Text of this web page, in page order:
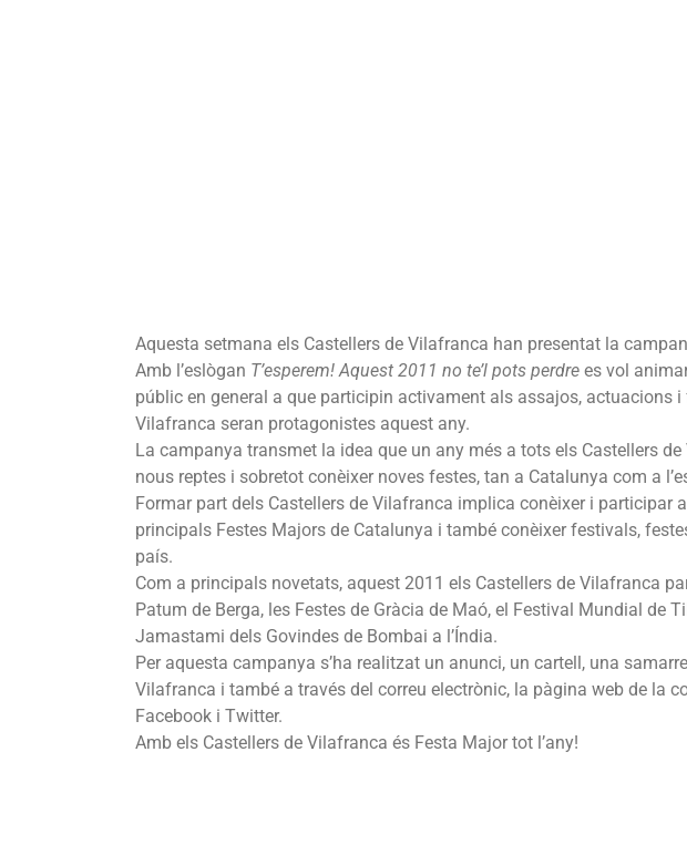
Aquesta setmana els Castellers de Vilafranca han presentat la
Amb l’eslògan T’esperem! Aquest 2011 no te’l pots perdre es vol
públic en general a que participin activament als assajos, actuacions i
Vilafranca seran protagonistes aquest any.
La campanya transmet la idea que un any més a tots els Castellers
nous reptes i sobretot conèixer noves festes, tan a Catalunya com a
Formar part dels Castellers de Vilafranca implica conèixer i participar
principals Festes Majors de Catalunya i també conèixer festivals,
país.
Com a principals novetats, aquest 2011 els Castellers de Vilafranca
Patum de Berga, les Festes de Gràcia de Maó, el Festival Mundial de
Jamastami dels Govindes de Bombai a l’Índia.
Per aquesta campanya s’ha realitzat un anunci, un cartell, una
Vilafranca i també a través del correu electrònic, la pàgina web de la
Facebook i Twitter.
Amb els Castellers de Vilafranca és Festa Major tot l’any!